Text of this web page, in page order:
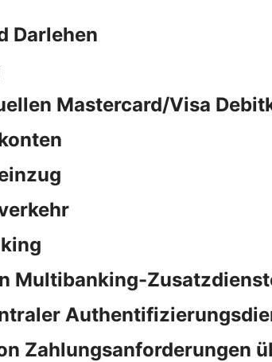
Darlehen
Mastercard/Visa
Multibanking-
Zahlungsanforderungen